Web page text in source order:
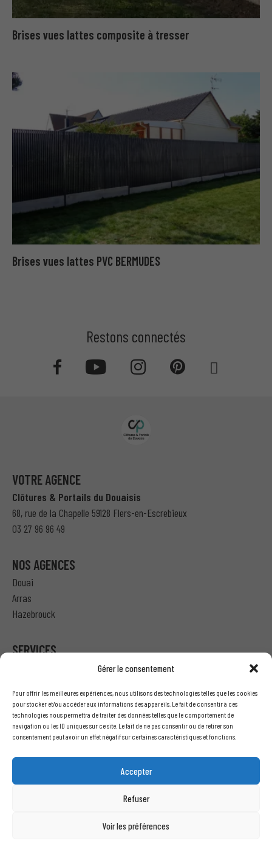
Gérer le consentement
Pour offrir les meilleures expériences, nous utilisons des technologies telles que les cookies
pour stocker et/ou accéder aux informations des appareils. Le fait de consentir à ces
technologies nous permettra de traiter des données telles que le comportement de
navigation ou les ID uniques sur ce site. Le fait de ne pas consentir ou de retirer son
consentement peut avoir un effet négatif sur certaines caractéristiques et fonctions.
Accepter
Refuser
Voir les préférences
Brises vues lattes composite à tresser
Brises vues lattes PVC BERMUDES
Restons connectés
VOTRE AGENCE
Clôtures & Portails du Douaisis
68, rue de la Chapelle 59128 Flers-en-Escrebieux
03 27 96 96 49
NOS AGENCES
Douai
Arras
Hazebrouck
SERVICES
Professionnel – J’ai besoin d’un devis
Nous écrire
Recrutement
INFORMATIONS LÉGALES
Politique de confidentialité